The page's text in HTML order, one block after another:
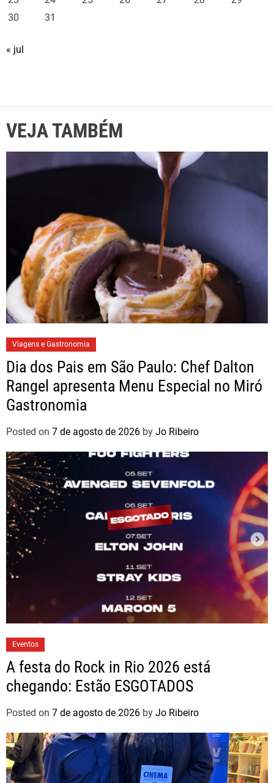
30
31
« jul
VEJA TAMBÉM
Viagens e Gastronomia
Dia dos Pais em São Paulo: Chef Dalton
Rangel apresenta Menu Especial no Miró
Gastronomia
Posted on 7 de agosto de 2026 by Jo Ribeiro
Eventos
A festa do Rock in Rio 2026 está
chegando: Estão ESGOTADOS
Posted on 7 de agosto de 2026 by Jo Ribeiro